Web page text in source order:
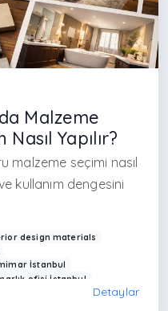
Malzeme
Yapılır?
malzeme seçimi nasıl
kullanım dengesini
design materials
İstanbul
ofisi İstanbul
#interior designer TurkeyDetaylar